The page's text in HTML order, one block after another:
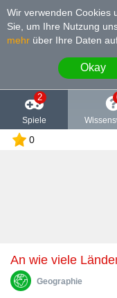
Wir verwenden Cookies
Sie, um Ihre Nutzung
mehr über Ihre Daten
Okay
2
Spiele
0
An wie viele
Geographie